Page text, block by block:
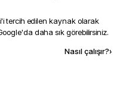
'i tercih edilen kaynak olarak
daha sık görebilirsiniz.
Nasıl çalışır?›